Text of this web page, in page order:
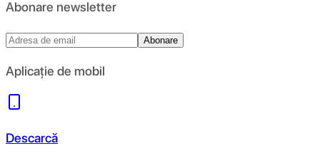
Abonare newsletter
Abonare
Aplicație de mobil
Descarcă